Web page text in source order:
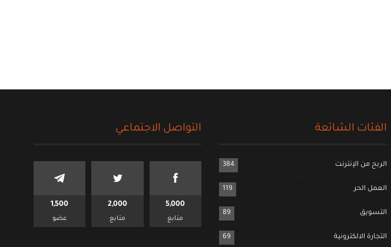
الفئات الشائعة
الربح من الإنترنت 384
العمل الحر 119
التسويق 89
التجارة الالكترونية 69
التواصل الاجتماعي
5,000
متابع
2,000
متابع
1,500
عضو